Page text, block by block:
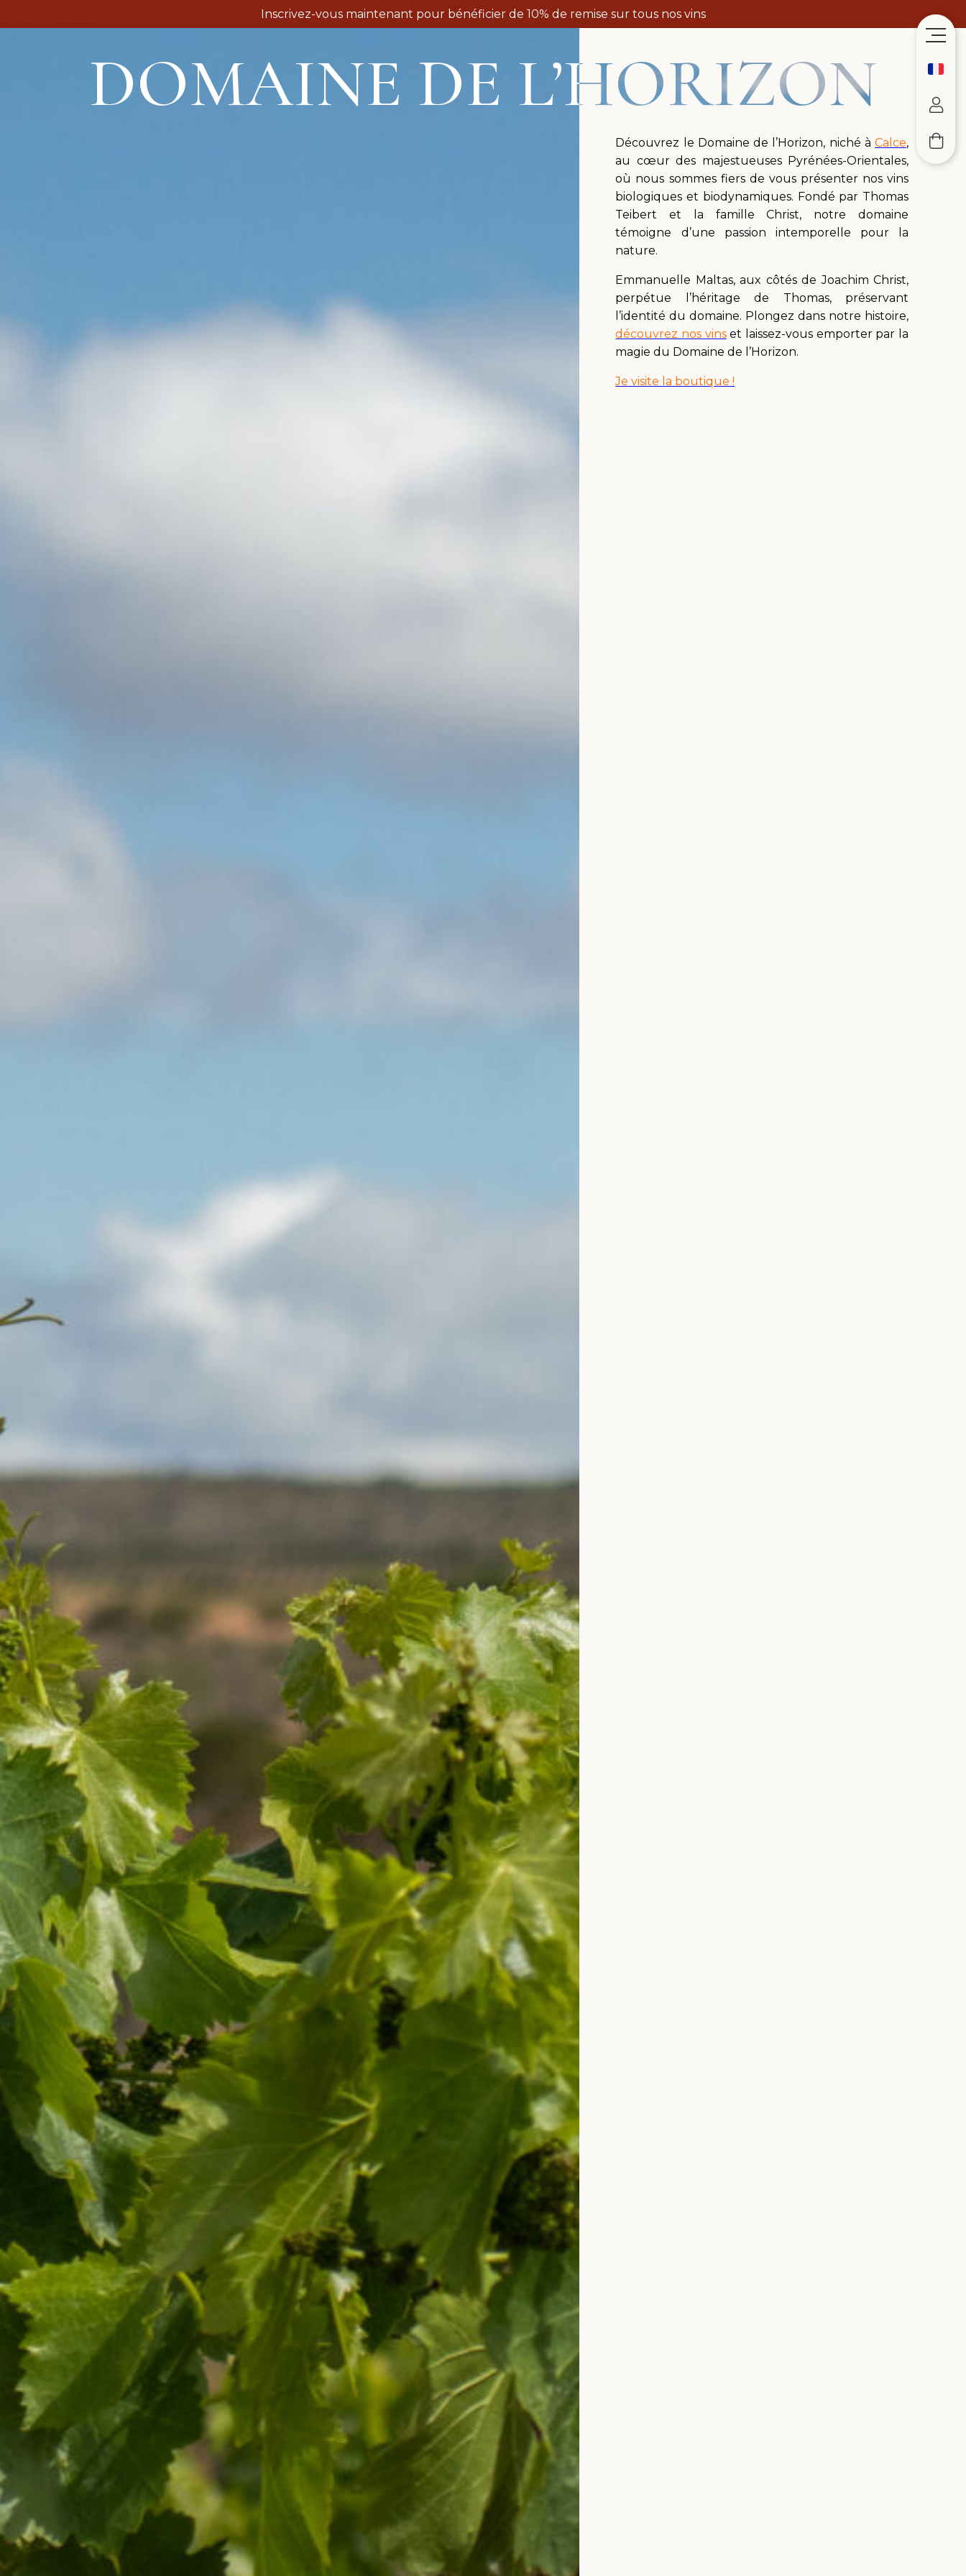
Inscrivez-vous maintenant pour bénéficier de 10% de remise sur tous nos vins
DOMAINE DE L’HORIZON
Découvrez le Domaine de l’Horizon, niché à Calce,
au cœur des majestueuses Pyrénées-Orientales,
où nous sommes fiers de vous présenter nos vins
biologiques et biodynamiques. Fondé par Thomas
Teibert et la famille Christ, notre domaine
témoigne d’une passion intemporelle pour la
nature.
Emmanuelle Maltas, aux côtés de Joachim Christ,
perpétue l’héritage de Thomas, préservant
l’identité du domaine. Plongez dans notre histoire,
découvrez nos vinset laissez-vous emporter par la
magie du Domaine de l’Horizon.
Je visite la boutique !